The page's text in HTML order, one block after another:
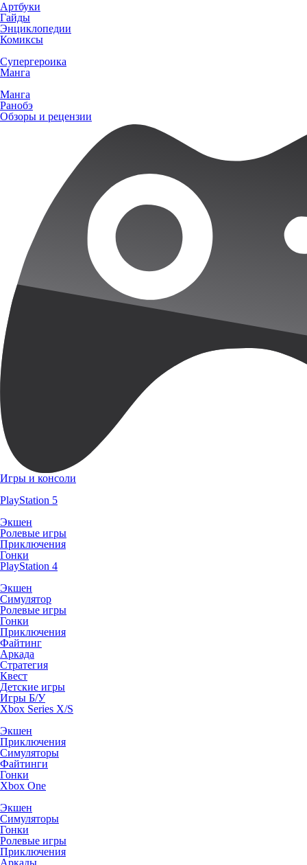
Артбуки
Гайды
Энциклопедии
Комиксы
Супергероика
Манга
Манга
Ранобэ
Обзоры и рецензии
Игры и консоли
PlayStation 5
Экшен
Ролевые игры
Приключения
Гонки
PlayStation 4
Экшен
Симулятор
Ролевые игры
Гонки
Приключения
Файтинг
Аркада
Стратегия
Квест
Детские игры
Игры Б/У
Xbox Series X/S
Экшен
Приключения
Симуляторы
Файтинги
Гонки
Xbox One
Экшен
Симуляторы
Гонки
Ролевые игры
Приключения
Аркады